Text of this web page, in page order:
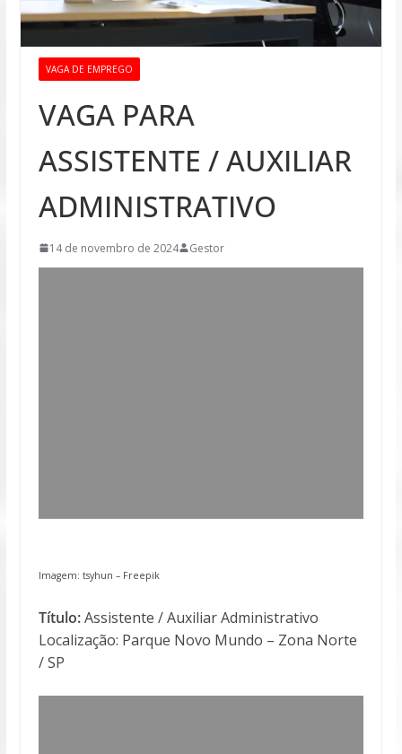
VAGA DE EMPREGO
VAGA PARA
ASSISTENTE / AUXILIAR
ADMINISTRATIVO
14 de novembro de 2024 Gestor
Imagem: tsyhun – Freepik
Título:Assistente / Auxiliar Administrativo
Localização: Parque Novo Mundo – Zona Norte
/ SP